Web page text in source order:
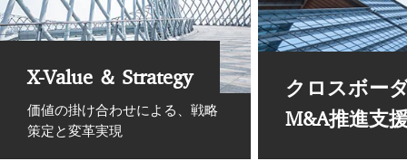
X-Value ＆ Strategy
価値の掛け合わせによる、戦略
策定と変革実現
クロスボー
M&A推進支